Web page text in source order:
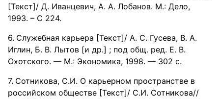
[Текст]/ Д. Иванцевич, А. А. Лобанов. М.: Дело,
1993. – С 224.
Служебная карьера [Текст]/ А. С. Гусева, В. А.
Иглин, Б. В. Лытов [и др.] ; под общ. ред. Е. В.
Охотского. — М.: Экономика, 1998. — 302 с.
Сотникова, С.И. О карьерном пространстве в
российском обществе [Текст]/ С.И. Сотникова//